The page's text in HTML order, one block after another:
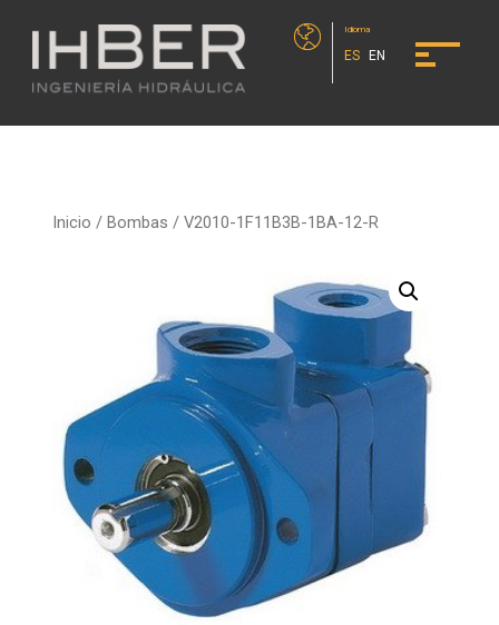
Idioma
ES EN
Inicio /Bombas / V2010-1F11B3B-1BA-12-R